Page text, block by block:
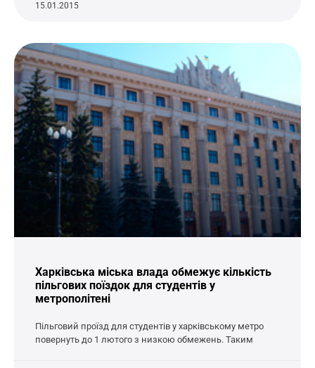
15.01.2015
Харківська міська влада обмежує кількість
пільгових поїздок для студентів у
метрополітені
Пільговий проїзд для студентів у харківському метро
повернуть до 1 лютого з низкою обмежень. Таким